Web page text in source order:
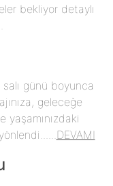
bekliyor detaylı
günü boyunca
geleceğe
yaşamınızdaki
DEVAMI